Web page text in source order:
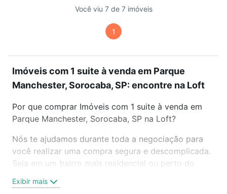
Você viu 7 de 7 imóveis
1
Imóveis com 1 suite à venda em Parque
Manchester, Sorocaba, SP: encontre na Loft
Por que comprar Imóveis com 1 suite à venda em
Parque Manchester, Sorocaba, SP na Loft?
Nós te ajudamos durante toda a negociação para
você realizar uma compra segura e descomplicada.
Seja em um bairro mais residencial ou perto do
oferta ideal de Imóveis com 1 suite à venda em
Exibir mais